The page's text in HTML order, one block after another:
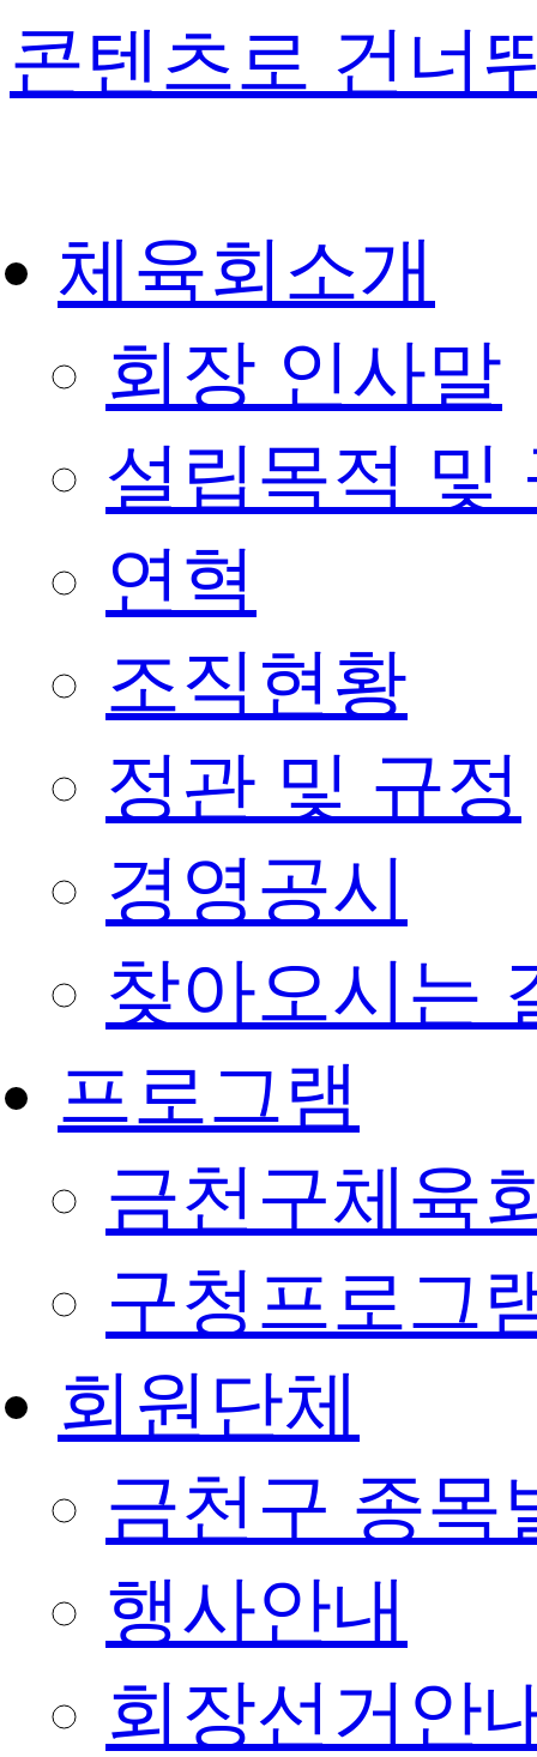
콘텐츠로 건너
체육회소개
회장 인사말
설립목적 및
연혁
조직현황
정관 및 규정
경영공시
찾아오시는
프로그램
금천구체육
구청프로그
회원단체
금천구 종목
행사안내
회장선거안